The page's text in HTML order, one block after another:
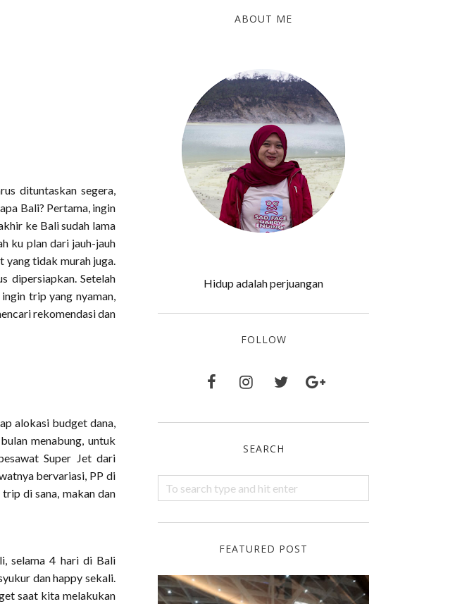
dituntaskan segera,
Bali? Pertama, ingin
ke Bali sudah lama
ku plan dari jauh-jauh
yang tidak murah juga.
dipersiapkan. Setelah
trip yang nyaman,
rekomendasi dan
alokasi budget dana,
menabung, untuk
Super Jet dari
bervariasi, PP di
di sana, makan dan
selama 4 hari di Bali
dan happy sekali.
saat kita melakukan
ABOUT ME
Hidup adalah perjuangan
FOLLOW
SEARCH
FEATURED POST